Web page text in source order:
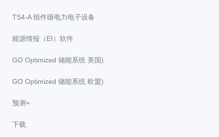
TS4-A 组件级电力电子设备
能源情报（EI）软件
GO Optimized 储能系统 美国)
GO Optimized 储能系统 欧盟)
预测+
下载